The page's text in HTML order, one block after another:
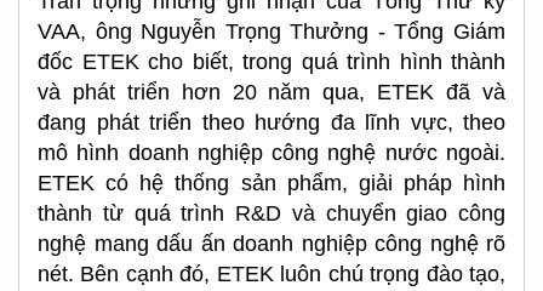
VAA, ông Nguyễn Trọng Thưởng - Tổng Giám
đốc ETEK cho biết, trong quá trình hình thành
và phát triển hơn 20 năm qua, ETEK đã và
đang phát triển theo hướng đa lĩnh vực, theo
mô hình doanh nghiệp công nghệ nước ngoài.
ETEK có hệ thống sản phẩm, giải pháp hình
thành từ quá trình R&D và chuyển giao công
nghệ mang dấu ấn doanh nghiệp công nghệ rõ
nét. Bên cạnh đó, ETEK luôn chú trọng đào tạo,